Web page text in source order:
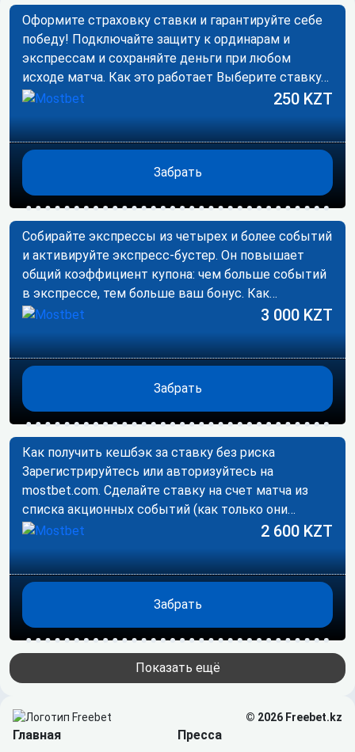
Оформите страховку ставки и гарантируйте себе
победу! Подключайте защиту к ординарам и
экспрессам и сохраняйте деньги при любом
исходе матча. Как это работает Выберите ставку…
250 KZT
Забрать
Собирайте экспрессы из четырех и более событий
и активируйте экспресс-бустер. Он повышает
общий коэффициент купона: чем больше событий
в экспрессе, тем больше ваш бонус. Как…
3 000 KZT
Забрать
Как получить кешбэк за ставку без риска
Зарегистрируйтесь или авторизуйтесь на
mostbet.com. Сделайте ставку на счет матча из
списка акционных событий (как только они
появятся).…
2 600 KZT
Забрать
Показать ещё
© 2026 Freebet.kz
Главная Пресса